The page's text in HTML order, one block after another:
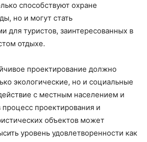
способствуют охране
но и могут стать
для туристов, заинтересованных в
отдыхе.
проектирование должно
экологические, но и социальные
с местным населением и
процесс проектирования и
объектов может
уровень удовлетворенности как